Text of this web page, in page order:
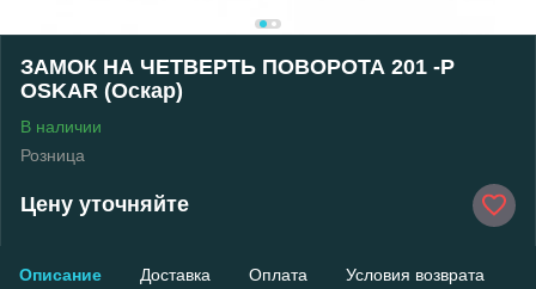
ЗАМОК НА ЧЕТВЕРТЬ ПОВОРОТА 201 -P
OSKAR (Оскар)
В наличии
Розница
Цену уточняйте
Описание Доставка Оплата Условия возврата